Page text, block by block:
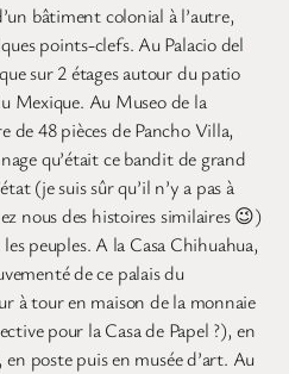
bâtiment colonial à l’autre,
points-clefs. Au Palacio del
sur 2 étages autour du patio
Mexique. Au Museo de la
de 48 pièces de Pancho Villa,
qu’était ce bandit de grand
(je suis sûr qu’il n’y a pas à
nous des histoires similaires 😉)
peuples. A la Casa Chihuahua,
de ce palais du
à tour en maison de la monnaie
pour la Casa de Papel ?), en
poste puis en musée d’art. Au